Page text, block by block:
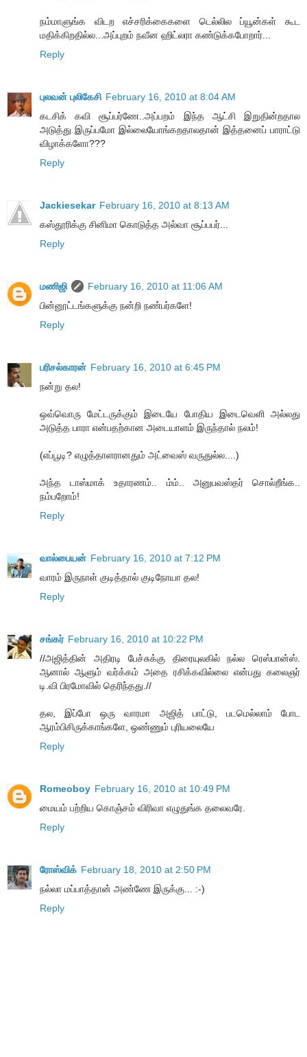
நம்மாளுங்க விடற எச்சரிக்கைகளை டெல்லில ப்யூன்கள் கூட
மதிக்கிறதில்ல...அப்புறம் நவீன ஹிட்லரா கண்டுக்கபோறார்...
Reply
புலவன் புலிகேசி February 16, 2010 at 8:04 AM
கடசிக் கவி சூப்பர்ணே..அப்பறம் இந்த ஆட்சி இறுதின்றதால
அடுத்து இருப்பமோ இல்லையோங்கறதாலதான் இத்தனைப் பாராட்டு
விழாக்களோ???
Reply
Jackiesekar February 16, 2010 at 8:13 AM
கஸ்தூரிக்கு சினிமா கொடுத்த அல்வா சூப்பபர்...
Reply
மணிஜி
February 16, 2010 at 11:06 AM
பின்னூட்டங்களுக்கு நன்றி நண்பர்களே!
Reply
பரிசல்காரன் February 16, 2010 at 6:45 PM
நன்று தல!
ஒவ்வொரு மேட்டருக்கும் இடையே போதிய இடைவெளி அல்லது
அடுத்த பாரா என்பதற்கான அடையாளம் இருந்தால் நலம்!
(எப்பூடி? எழுத்தாளரானதும் அட்வைஸ் வருதுல்ல....)
அந்த டாஸ்மாக் உதாரணம்.. ம்ம்.. அனுபவஸ்தர் சொல்றீங்க..
நம்பறோம்!
Reply
வால்பையன் February 16, 2010 at 7:12 PM
வாரம் இருநாள் குடித்தால் குடிநோயா தல!
Reply
சங்கர் February 16, 2010 at 10:22 PM
//அஜித்தின் அதிரடி பேச்சுக்கு திரையுலகில் நல்ல ரெஸ்பான்ஸ்.
ஆனால் ஆளும் வர்க்கம் அதை ரசிக்கவில்லை என்பது கலைஞர்
டி.வி பிரமோவில் தெரிந்தது.//
தல, இப்போ ஒரு வாரமா அஜித் பாட்டு, படமெல்லாம் போட
ஆரம்பிசிருக்காங்களே, ஒண்ணும் புரியலையே
Reply
Romeoboy February 16, 2010 at 10:49 PM
மையம் பற்றிய கொஞ்சம் விரிவா எழுதுங்க தலைவரே.
Reply
ரோஸ்விக் February 18, 2010 at 2:50 PM
நல்லா மப்பாத்தான் அண்ணே இருக்கு... :-)
Reply